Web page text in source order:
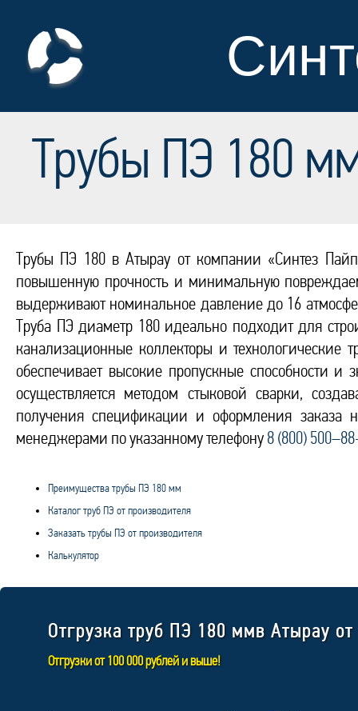
Трубы ПЭ 180
Трубы ПЭ 180 в Атырау от компании «Синтез
повышенную прочность и минимальную
выдерживают номинальное давление до 16
Труба ПЭ диаметр 180 идеально подходит для
канализационные коллекторы и технологические
обеспечивает высокие пропускные способности
осуществляется методом стыковой сварки,
получения спецификации и оформления
менеджерами по указанному телефону 8 (800)
Преимущества трубы ПЭ 180 мм
Каталог труб ПЭ от производителя
Заказать трубы ПЭ от производителя
Калькулятор
Отгрузка труб ПЭ 180 ммв Атырау
Отгрузки от 100 000 рублей и выше!